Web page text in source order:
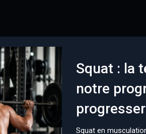
Squat : la
notre
progresser
Squat en